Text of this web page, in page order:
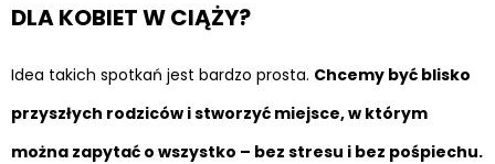
DLA KOBIET W CIĄŻY?
Idea takich spotkań jest bardzo prosta. Chcemy być blisko
przyszłych rodziców i stworzyć miejsce, w którym
można zapytać o wszystko – bez stresu i bez pośpiechu.